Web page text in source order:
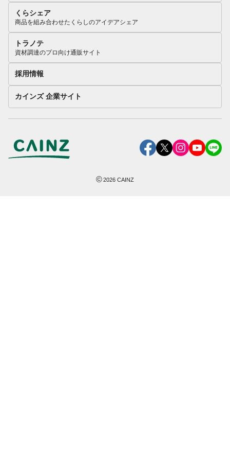
くらシェア
商品を組み合わせたくらしのアイデアシェア
トラノテ
資材調達のプロ向け通販サイト
採用情報
カインズ 企業サイト
©2026 CAINZ